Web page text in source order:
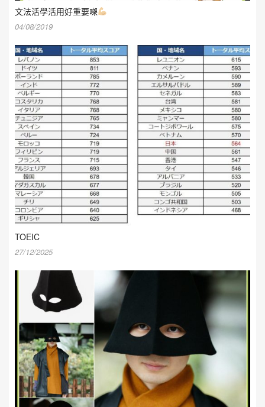
文法活學活用好重要㗎
04/08/2019
TOEIC
27/12/2025